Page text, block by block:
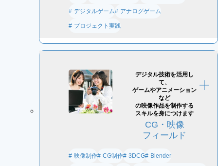
デジタルゲーム アナログゲーム
プロジェクト実践
デジタル技術を活用し
て、
ゲームやアニメーション
など
の映像作品を制作する
スキルを身につけます
CG・映像
フィールド
映像制作 CG制作 3DCG Blender